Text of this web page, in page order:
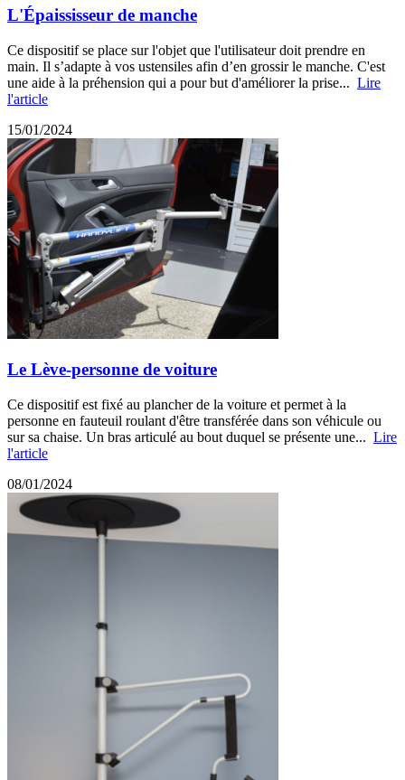
L'Épaississeur de manche
Ce dispositif se place sur l'objet que l'utilisateur doit prendre en
main. Il s’adapte à vos ustensiles afin d’en grossir le manche. C'est
une aide à la préhension qui a pour but d'améliorer la prise... Lire
l'article
15/01/2024
Le Lève-personne de voiture
Ce dispositif est fixé au plancher de la voiture et permet à la
personne en fauteuil roulant d'être transférée dans son véhicule ou
sur sa chaise. Un bras articulé au bout duquel se présente une... Lire
l'article
08/01/2024